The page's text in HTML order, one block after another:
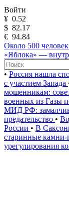
Войти
¥ 0.52
$ 82.17
€ 94.84
Около 500
«Яблока» —
• Россия нашла
с участием Запада
мошенникам:
военных из Газы
МИД РФ:
предательство •
России • В
старинные камни-
урегулирования